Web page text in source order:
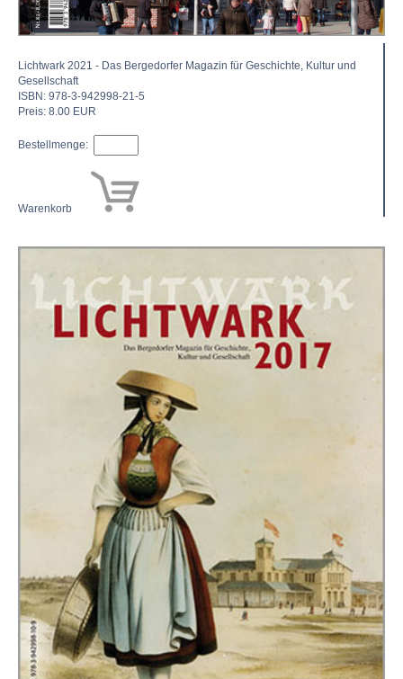
Lichtwark 2021 - Das Berge­dorfer Magazin für Geschich­te, Kultur und
Gesellschaft
ISBN: 978-3-942998-21-5
Preis: 8.00 EUR
Bestellmenge:
Warenkorb